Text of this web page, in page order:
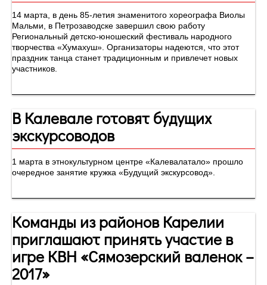
14 марта, в день 85-летия знаменитого хореографа Виолы
Мальми, в Петрозаводске завершил свою работу
Региональный детско-юношеский фестиваль народного
творчества «Хумахуш». Организаторы надеются, что этот
праздник танца станет традиционным и привлечет новых
участников.
В Калевале готовят будущих
экскурсоводов
1 марта в этнокультурном центре «Калевалатало» прошло
очередное занятие кружка «Будущий экскурсовод».
Команды из районов Карелии
приглашают принять участие в
игре КВН «Сямозерский валенок –
2017»